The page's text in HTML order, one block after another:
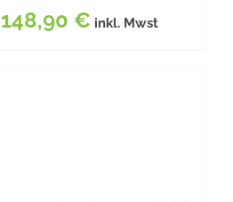
148,90 € inkl. Mwst